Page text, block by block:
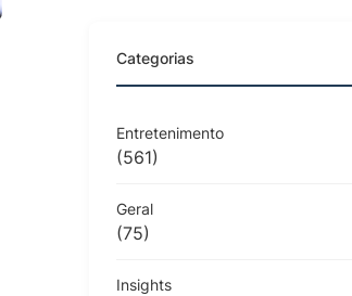
Categorias
Entretenimento
(561)
Geral
(75)
Insights